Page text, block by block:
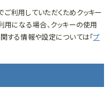
利用していただくためクッキー
用になる場合、クッキーの使用
する情報や設定については「プ